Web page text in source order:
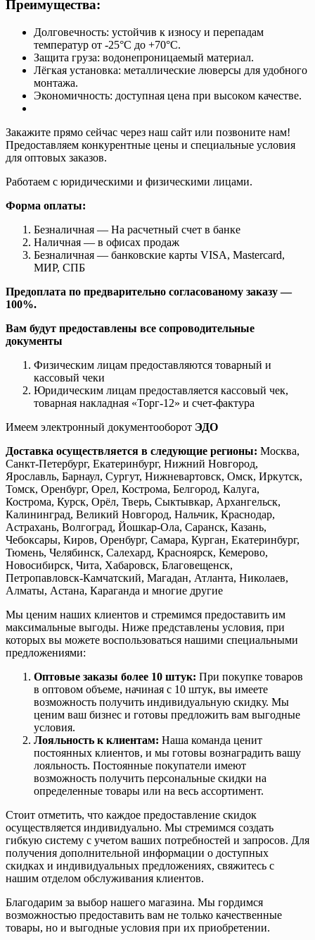
Преимущества:
Долговечность: устойчив к износу и перепадам
температур от -25°C до +70°C.
Защита груза: водонепроницаемый материал.
Лёгкая установка: металлические люверсы для удобного
монтажа.
Экономичность: доступная цена при высоком качестве.
Закажите прямо сейчас через наш сайт или позвоните нам!
Предоставляем конкурентные цены и специальные условия
для оптовых заказов.
Работаем с юридическими и физическими лицами.
Форма оплаты:
Безналичная — На расчетный счет в банке
Наличная — в офисах продаж
Безналичная — банковские карты VISA, Mastercard,
МИР, СПБ
Предоплата по предварительно согласованому заказу —
100%.
Вам будут предоставлены все сопроводительные
документы
Физическим лицам предоставляются товарный и
кассовый чеки
Юридическим лицам предоставляется кассовый чек,
товарная накладная «Торг-12» и счет-фактура
Имеем электронный документооборот ЭДО
Доставка осуществляется в следующие регионы: Москва,
Санкт-Петербург, Екатеринбург, Нижний Новгород,
Ярославль, Барнаул, Сургут, Нижневартовск, Омск, Иркутск,
Томск, Оренбург, Орел, Кострома, Белгород, Калуга,
Кострома, Курск, Орёл, Тверь, Сыктывкар, Архангельск,
Калининград, Великий Новгород, Нальчик, Краснодар,
Астрахань, Волгоград, Йошкар-Ола, Саранск, Казань,
Чебоксары, Киров, Оренбург, Самара, Курган, Екатеринбург,
Тюмень, Челябинск, Салехард, Красноярск, Кемерово,
Новосибирск, Чита, Хабаровск, Благовещенск,
Петропавловск-Камчатский, Магадан, Атланта, Николаев,
Алматы, Астана, Караганда и многие другие
Мы ценим наших клиентов и стремимся предоставить им
максимальные выгоды. Ниже представлены условия, при
которых вы можете воспользоваться нашими специальными
предложениями:
Оптовые заказы более 10 штук: При покупке товаров
в оптовом объеме, начиная с 10 штук, вы имеете
возможность получить индивидуальную скидку. Мы
ценим ваш бизнес и готовы предложить вам выгодные
условия.
Лояльность к клиентам: Наша команда ценит
постоянных клиентов, и мы готовы вознаградить вашу
лояльность. Постоянные покупатели имеют
возможность получить персональные скидки на
определенные товары или на весь ассортимент.
Стоит отметить, что каждое предоставление скидок
осуществляется индивидуально. Мы стремимся создать
гибкую систему с учетом ваших потребностей и запросов. Для
получения дополнительной информации о доступных
скидках и индивидуальных предложениях, свяжитесь с
нашим отделом обслуживания клиентов.
Благодарим за выбор нашего магазина. Мы гордимся
возможностью предоставить вам не только качественные
товары, но и выгодные условия при их приобретении.